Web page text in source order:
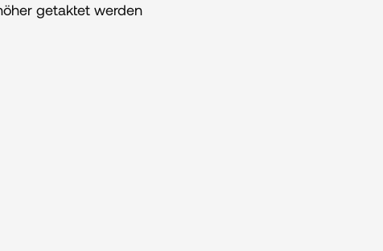
getaktet werden